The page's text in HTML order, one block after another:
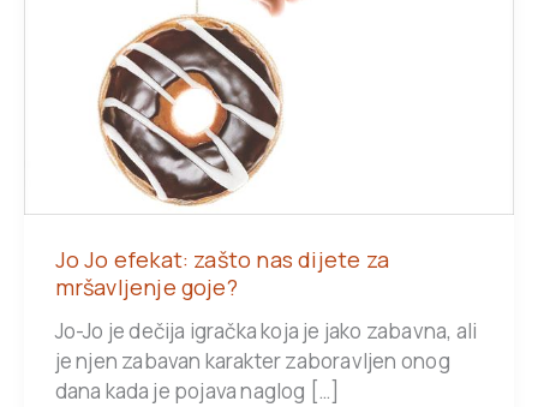
Jo Jo efekat: zašto nas dijete za
mršavljenje goje?
Jo-Jo je dečija igračka koja je jako zabavna, ali
je njen zabavan karakter zaboravljen onog
dana kada je pojava naglog […]